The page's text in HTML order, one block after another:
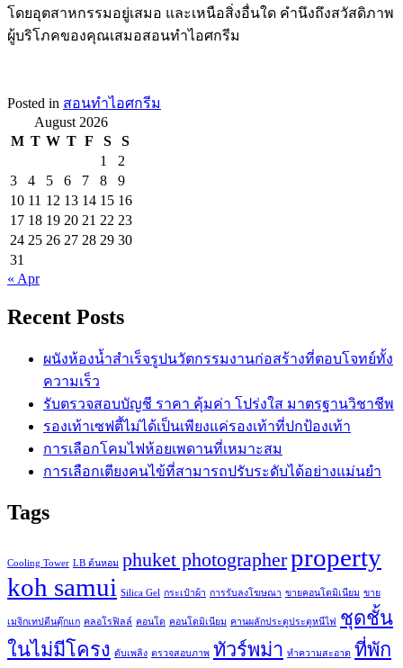
โดยอุตสาหกรรมอยู่เสมอ และเหนือสิ่งอื่นใด คำนึงถึงสวัสดิภาพ
ผู้บริโภคของคุณเสมอสอนทำไอศกรีม
Posted in สอนทำไอศกรีม
August 2026
M T W T F S
S
1
2
3
4 5 6 7 8
9
10 11 12 13 14 15 16
17 18 19 20 21 22 23
24 25 26 27 28 29 30
31
« Apr
Recent Posts
ผนังห้องน้ำสำเร็จรูปนวัตกรรมงานก่อสร้างที่ตอบโจทย์ทั้ง
ความเร็ว
รับตรวจสอบบัญชี ราคา คุ้มค่า โปร่งใส มาตรฐานวิชาชีพ
รองเท้าเซฟตี้ไม่ได้เป็นเพียงแค่รองเท้าที่ปกป้องเท้า
การเลือกโคมไฟห้อยเพดานที่เหมาะสม
การเลือกเตียงคนไข้ที่สามารถปรับระดับได้อย่างแม่นยำ
Tags
Cooling Tower LB ต้นหอม phuket photographerproperty
koh samui Silica Gel กระเป๋าผ้า การรับลงโฆษณา ขายคอนโดมิเนียม ขาย
เมจิกเทปตีนตุ๊กแก คลอโรฟิลล์ คอนโด คอนโดมิเนียม คานผลักประตูประตูหนีไฟ
ชุดชั้น
ในไม่มีโครง ดับเพลิง ตรวจสอบภาพ ทัวร์พม่า ทำความสะอาด ที่พัก